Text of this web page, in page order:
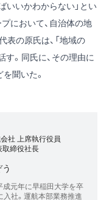
いいかわからない」とい
において、自治体の地
の原氏は、「地域の
す。同氏に、その理由に
聞いた。
社 上席執行役員
取締役社長
成元年に早稲田大学を卒
入社。運航本部業務推進